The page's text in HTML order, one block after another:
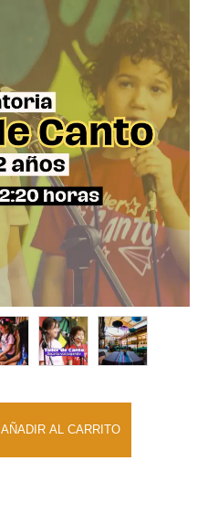
AÑADIR AL CARRITO